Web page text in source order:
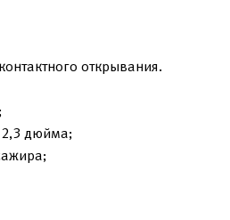
открывания.
дюйма;